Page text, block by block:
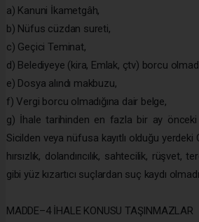
a) Kanuni İkametgâh,
b) Nüfus cüzdan sureti,
c) Geçici Teminat,
d) Belediyeye (kira, Emlak, çtv) borcu
e) Dosya alındı makbuzu,
f) Vergi borcu olmadığına dair belge,
g) İhale tarihinden en fazla bir ay önceki
Sicilden veya nüfusa kayıtlı olduğu yerdeki
hırsızlık, dolandırıcılık, sahtecilik,
gibi yüz kızartıcı suçlardan suç kaydı
MADDE–4 İHALE KONUSU TAŞINMAZLAR